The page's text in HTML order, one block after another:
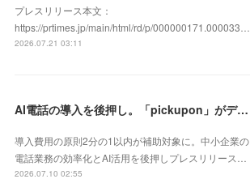
プレスリリース本文：
https://prtimes.jp/main/html/rd/p/000000171.000033…
2026.07.21 03:11
AI電話の導入を後押し。「pickupon」がデジタル化・AI導入補助金2026（旧IT導入補助金）の対象ツールとして登録
導入費用の原則2分の1以内が補助対象に。中小企業の
電話業務の効率化とAI活用を後押しプレスリリース…
2026.07.10 02:55